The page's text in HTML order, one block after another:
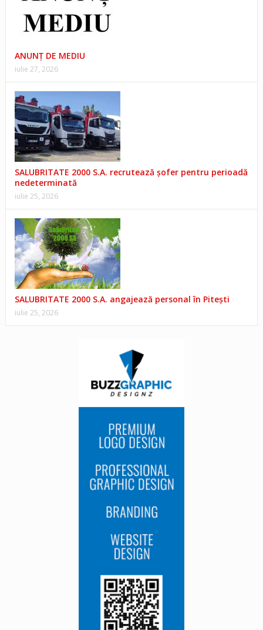
ANUNŢ DE MEDIU
iulie 27, 2026
SALUBRITATE 2000 S.A. recrutează șofer pentru perioadă
nedeterminată
iulie 25, 2026
SALUBRITATE 2000 S.A. angajează personal în Pitești
iulie 25, 2026